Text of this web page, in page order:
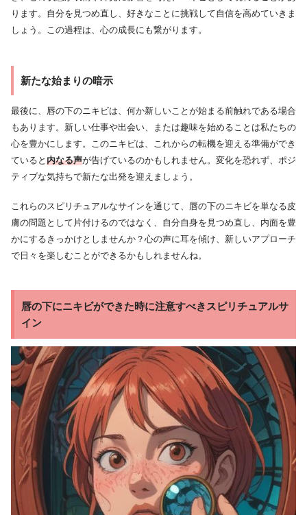
ります。自分を見つめ直し、好きなことに挑戦して自信を高めていきま
しょう。この過程は、心の成長にも繋がります。
新たな始まりの暗示
最後に、唇の下のニキビは、何か新しいことが始まる前触れである場合
もあります。新しい仕事や出会い、または趣味を始めることは私たちの
心を豊かにします。このニキビは、これからの転機を迎える準備ができ
ていると 内なる声が告げているのかもしれません。変化を恐れず、ポジ
ティブな気持ちで新たな出発を迎えましょう。
これらのスピリチュアルなサインを通じて、唇の下のニキビを単なる皮
膚の問題として片付けるのではなく、自分自身を見つめ直し、内面を豊
かにするきっかけとしませんか？心の声に耳を傾け、新しいアプローチ
で日々を楽しむことができるかもしれませんね。
唇の下にニキビができた時に注意すべきスピリチュアルサ
イン